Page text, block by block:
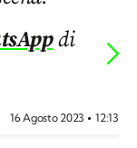
di
16 Agosto 2023 12:13